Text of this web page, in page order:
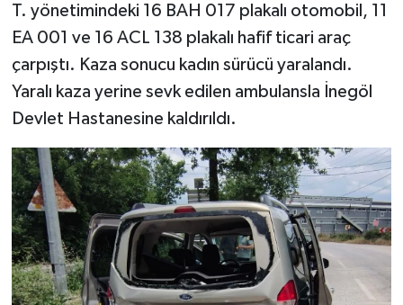
T. yönetimindeki 16 BAH 017 plakalı otomobil, 11
EA 001 ve ‎‎16 ACL 138 plakalı hafif ticari araç
çarpıştı. Kaza sonucu kadın sürücü yaralandı.
Yaralı kaza yerine sevk edilen ambulansla İnegöl
Devlet Hastanesine kaldırıldı.